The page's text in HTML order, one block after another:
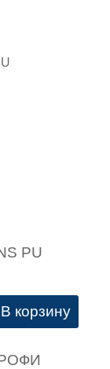
PU
В корзину